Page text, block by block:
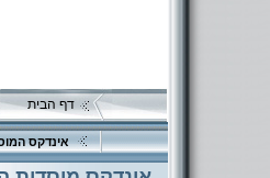
דף הבית
אינדקס